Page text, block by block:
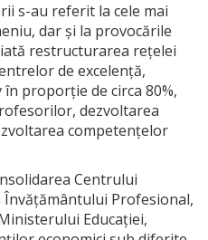
s-au referit la cele mai
dar și la provocările
restructurarea rețelei
de excelență,
proporție de circa 80%,
dezvoltarea
competențelor
Centrului
Învățământului Profesional,
Educației,